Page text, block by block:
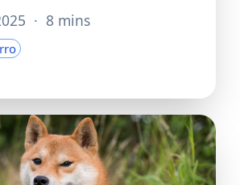
· 8 mins